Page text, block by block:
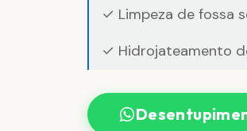
✓ Limpeza de fossa
✓ Hidrojateamento